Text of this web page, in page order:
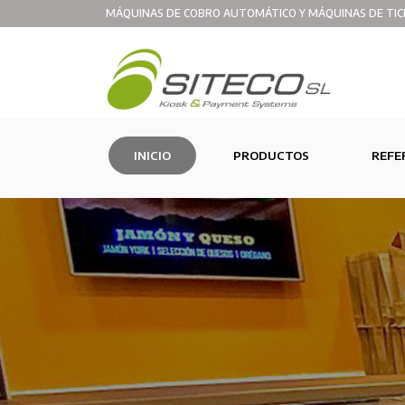
MÁQUINAS DE COBRO AUTOMÁTICO Y MÁQUINAS DE
INICIO
(CURRENT)
PRODUCTOS